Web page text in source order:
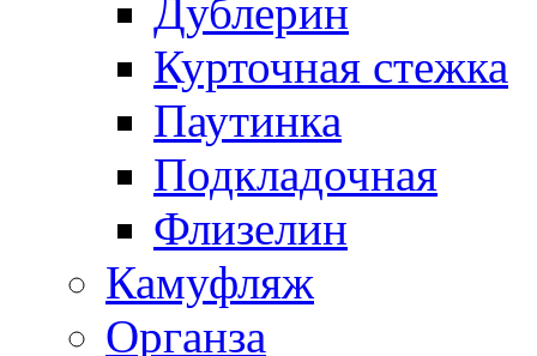
Дублерин
Курточная стежка
Паутинка
Подкладочная
Флизелин
Камуфляж
Органза